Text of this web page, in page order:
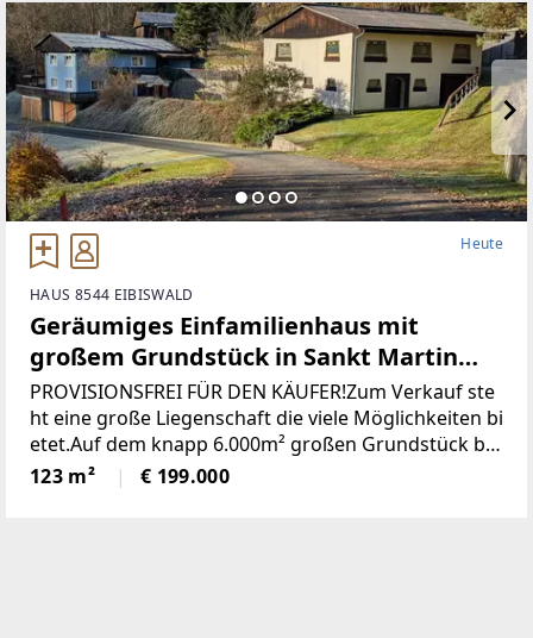
Heute
HAUS 8544 EIBISWALD
Geräumiges Einfamilienhaus mit
großem Grundstück in Sankt Martin
(Provisionsfrei)
PROVISIONSFREI FÜR DEN KÄUFER!Zum Verkauf ste
ht eine große Liegenschaft die viele Möglichkeiten bi
etet.Auf dem knapp 6.000m² großen Grundstück be
findet sich ein Wohngebäude bestehend aus derzeit
zwei getrennten Wohnungen, einem großen zweist
123 m² € 199.000